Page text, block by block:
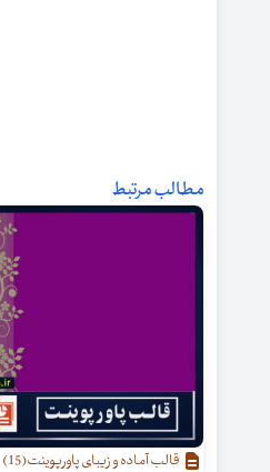
مطالب مرتبط
قالب آماده و زیبای پاورپوینت(15)